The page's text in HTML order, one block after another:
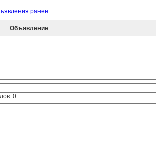
ранее
Объявление
0